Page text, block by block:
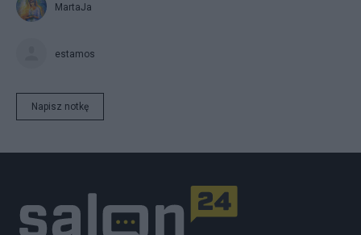
MartaJa
estamos
Napisz notkę